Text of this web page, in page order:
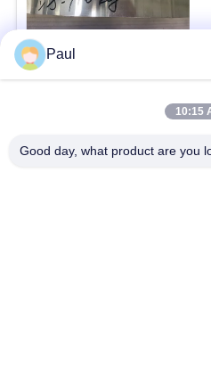
लोकप्रिय श्रेणियां
मार्टेंसिटिक स्टेनलेस स्टील
Paul
10:15
Good day, what product are you